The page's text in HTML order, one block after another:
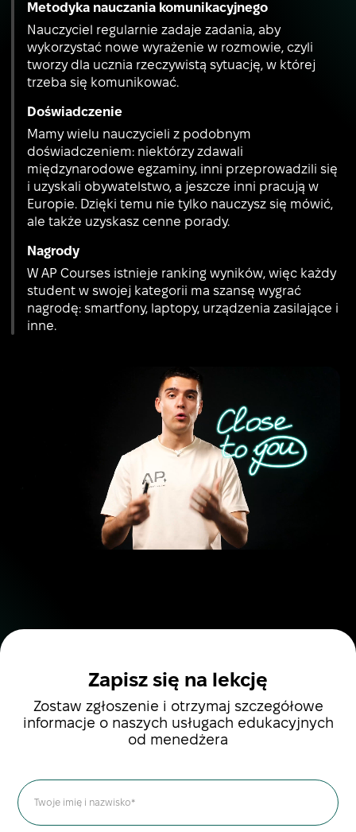
Metodyka nauczania komunikacyjnego
Nauczyciel regularnie zadaje zadania, aby
wykorzystać nowe wyrażenie w rozmowie, czyli
tworzy dla ucznia rzeczywistą sytuację, w której
trzeba się komunikować.
Doświadczenie
Mamy wielu nauczycieli z podobnym
doświadczeniem: niektórzy zdawali
międzynarodowe egzaminy, inni przeprowadzili się
i uzyskali obywatelstwo, a jeszcze inni pracują w
Europie. Dzięki temu nie tylko nauczysz się mówić,
ale także uzyskasz cenne porady.
Nagrody
W AP Courses istnieje ranking wyników, więc każdy
student w swojej kategorii ma szansę wygrać
nagrodę: smartfony, laptopy, urządzenia zasilające i
inne.
Zapisz się na lekcję
Zostaw zgłoszenie i otrzymaj szczegółowe
informacje o naszych usługach edukacyjnych
od menedżera